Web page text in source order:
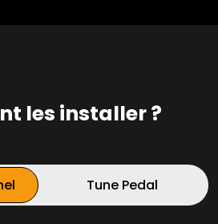
les installer ?
Tune Pedal